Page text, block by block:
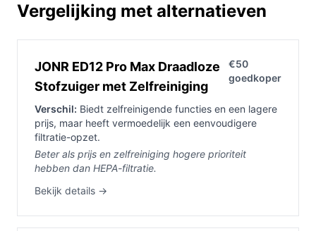
Vergelijking met alternatieven
JONR ED12 Pro Max Draadloze
Stofzuiger met Zelfreiniging
€50
goedkoper
Verschil: Biedt zelfreinigende functies en een lagere
prijs, maar heeft vermoedelijk een eenvoudigere
filtratie-opzet.
Beter als prijs en zelfreiniging hogere prioriteit
hebben dan HEPA-filtratie.
Bekijk details →